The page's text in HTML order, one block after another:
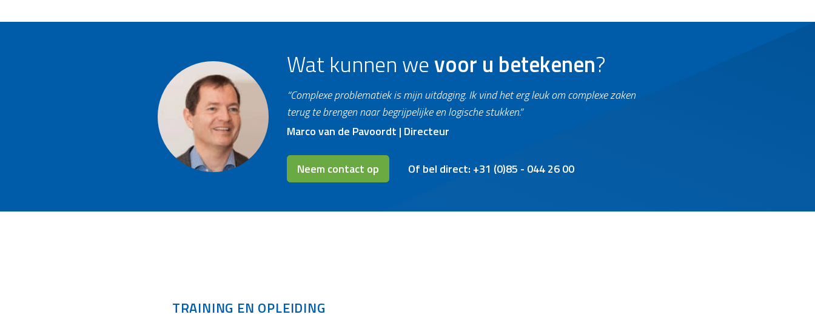
Wat kunnen wevoor u betekenen?
“Complexe problematiek is mijn uitdaging. Ik vind het erg leuk om complexe zaken
terug te brengen naar begrijpelijke en logische stukken.”
Marco van de Pavoordt | Directeur
Neem contact op Of bel direct: +31 (0)85 - 044 26 00
TRAINING EN OPLEIDING